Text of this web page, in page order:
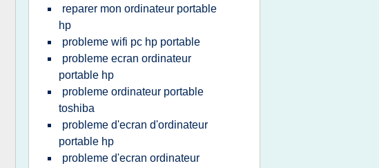
reparer mon ordinateur portable
hp
probleme wifi pc hp portable
probleme ecran ordinateur
portable hp
probleme ordinateur portable
toshiba
probleme d'ecran d'ordinateur
portable hp
probleme d'ecran ordinateur